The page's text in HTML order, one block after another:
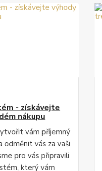
- získávejte
nákupu
vám příjemný
odměnit vás za vaši
pro vás připravili
který vám